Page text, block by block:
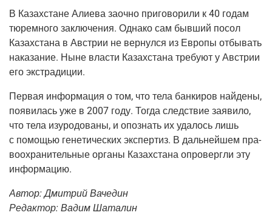
В Казах­стане Али­е­ва заоч­но при­го­во­ри­ли к 40 годам
тюрем­но­го заклю­че­ния. Одна­ко сам быв­ший посол
Казах­ста­на в Австрии не вер­нул­ся из Евро­пы отбы­вать
нака­за­ние. Ныне вла­сти Казах­ста­на тре­бу­ют у Австрии
его экстрадиции.
Пер­вая инфор­ма­ция о том, что тела бан­ки­ров най­де­ны,
появи­лась уже в 2007 году. Тогда след­ствие заяви­ло,
что тела изуро­до­ва­ны, и опо­знать их уда­лось лишь
с помо­щью гене­ти­че­ских экс­пер­тиз. В даль­ней­шем пра­
во­охра­ни­тель­ные орга­ны Казах­ста­на опро­верг­ли эту
информацию.
Автор: Дмит­рий Ваче­дин
Редак­тор: Вадим Шаталин